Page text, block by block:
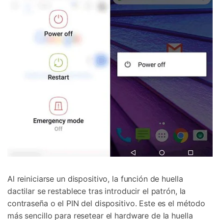
Al reiniciarse un dispositivo, la función de huella
dactilar se restablece tras introducir el patrón, la
contraseña o el PIN del dispositivo. Este es el método
más sencillo para resetear el hardware de la huella